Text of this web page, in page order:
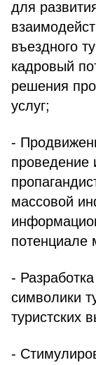
для
въездного
кадровый
решения
услуг;
-
проведение
массовой
потенциале
-
символики
туристских
-